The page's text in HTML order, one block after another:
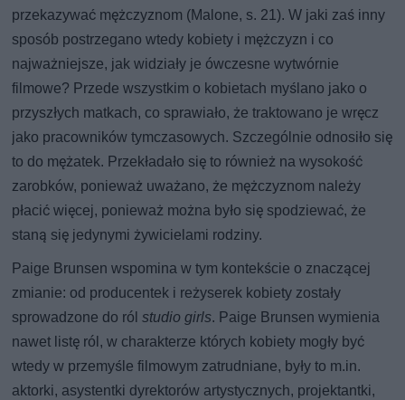
przekazywać mężczyznom (Malone, s. 21). W jaki zaś inny
sposób postrzegano wtedy kobiety i mężczyzn i co
najważniejsze, jak widziały je ówczesne wytwórnie
filmowe? Przede wszystkim o kobietach myślano jako o
przyszłych matkach, co sprawiało, że traktowano je wręcz
jako pracowników tymczasowych. Szczególnie odnosiło się
to do mężatek. Przekładało się to również na wysokość
zarobków, ponieważ uważano, że mężczyznom należy
płacić więcej, ponieważ można było się spodziewać, że
staną się jedynymi żywicielami rodziny.
Paige Brunsen wspomina w tym kontekście o znaczącej
zmianie: od producentek i reżyserek kobiety zostały
sprowadzone do ról studio girls. Paige Brunsen wymienia
nawet listę ról, w charakterze których kobiety mogły być
wtedy w przemyśle filmowym zatrudniane, były to m.in.
aktorki, asystentki dyrektorów artystycznych, projektantki,